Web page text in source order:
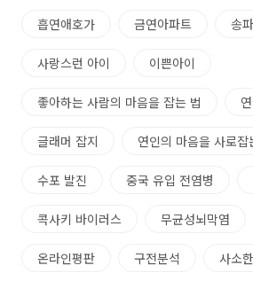
흡연애호가 금연아파트 송
사랑스런 아이 이쁜아이
좋아하는 사람의 마음을 잡는 법
글래머 잡지 연인의 마음을 사로잡
수포 발진 중국 유입 전염병
콕사키 바이러스 무균성뇌막염
온라인평판 구전분석 사소